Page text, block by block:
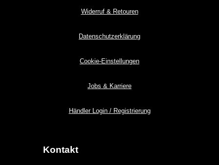
Widerruf & Retouren
Datenschutzerklärung
Cookie-Einstellungen
Jobs & Karriere
Händler Login / Registrierung
Kontakt